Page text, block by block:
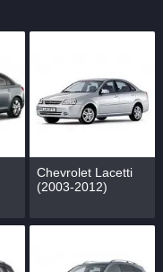
Chevrolet Lacetti
(2003-2012)